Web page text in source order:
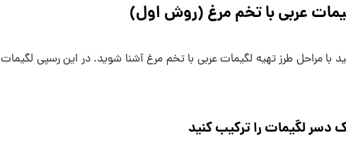
عربی با تخم مرغ (روش اول)
با مراحل طرز تهیه لگیمات عربی با تخم مرغ آشنا شوید. در این رسپی لگیمات
لگیمات را ترکیب کنید